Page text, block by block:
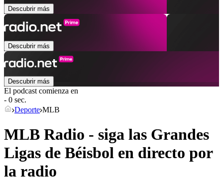
Descubrir más
Descubrir más
Descubrir más
El podcast comienza en
- 0 sec.
Deporte MLB
MLB Radio - siga las Grandes
Ligas de Béisbol en directo por
la radio